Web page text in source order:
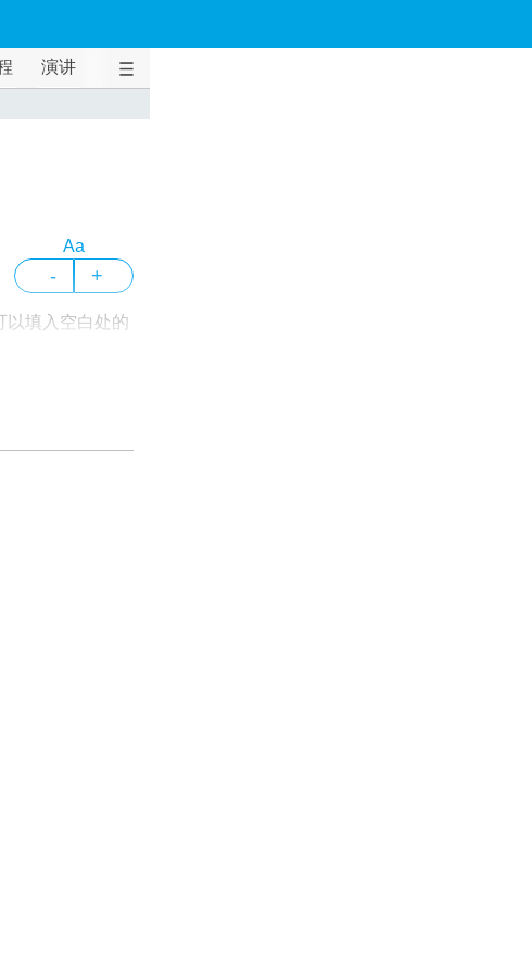
演讲
Aa
- +
以填入空白处的